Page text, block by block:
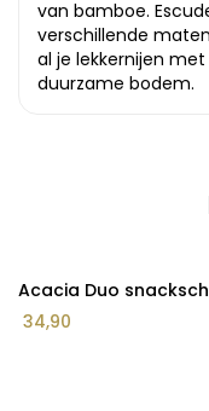
van bamboe.
verschillende
al je lekkernijen
duurzame bodem.
Acacia Duo
34,90